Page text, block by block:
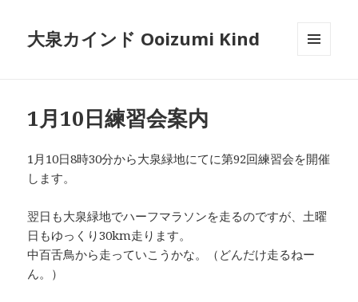
大泉カインド Ooizumi Kind
1月10日練習会案内
1月10日8時30分から大泉緑地にてに第92回練習会を開催
します。
翌日も大泉緑地でハーフマラソンを走るのですが、土曜
日もゆっくり30km走ります。
中百舌鳥から走っていこうかな。（どんだけ走るねー
ん。）